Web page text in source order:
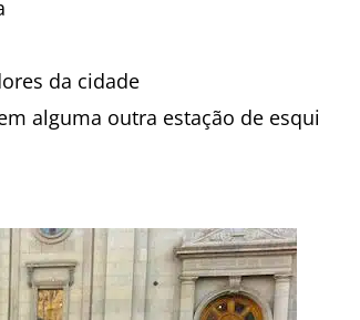
da cidade
alguma outra estação de esqui